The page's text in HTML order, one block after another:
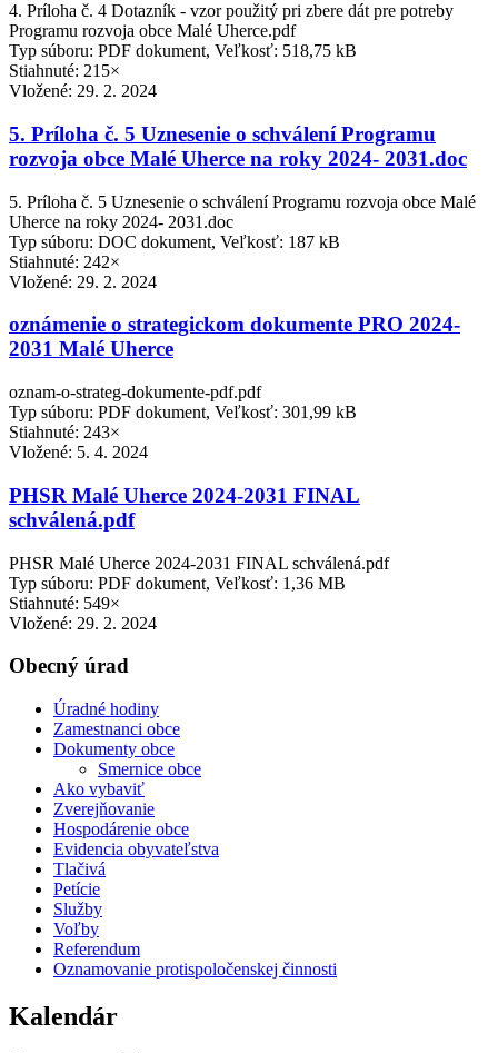
4. Príloha č. 4 Dotazník - vzor použitý pri zbere dát pre potreby
Programu rozvoja obce Malé Uherce.pdf
Typ súboru: PDF dokument, Veľkosť: 518,75 kB
Stiahnuté: 215×
Vložené: 29. 2. 2024
5. Príloha č. 5 Uznesenie o schválení Programu
rozvoja obce Malé Uherce na roky 2024- 2031.doc
5. Príloha č. 5 Uznesenie o schválení Programu rozvoja obce Malé
Uherce na roky 2024- 2031.doc
Typ súboru: DOC dokument, Veľkosť: 187 kB
Stiahnuté: 242×
Vložené: 29. 2. 2024
oznámenie o strategickom dokumente PRO 2024-
2031 Malé Uherce
oznam-o-strateg-dokumente-pdf.pdf
Typ súboru: PDF dokument, Veľkosť: 301,99 kB
Stiahnuté: 243×
Vložené: 5. 4. 2024
PHSR Malé Uherce 2024-2031 FINAL
schválená.pdf
PHSR Malé Uherce 2024-2031 FINAL schválená.pdf
Typ súboru: PDF dokument, Veľkosť: 1,36 MB
Stiahnuté: 549×
Vložené: 29. 2. 2024
Obecný úrad
Úradné hodiny
Zamestnanci obce
Dokumenty obce
Smernice obce
Ako vybaviť
Zverejňovanie
Hospodárenie obce
Evidencia obyvateľstva
Tlačivá
Petície
Služby
Voľby
Referendum
Oznamovanie protispoločenskej činnosti
Kalendár